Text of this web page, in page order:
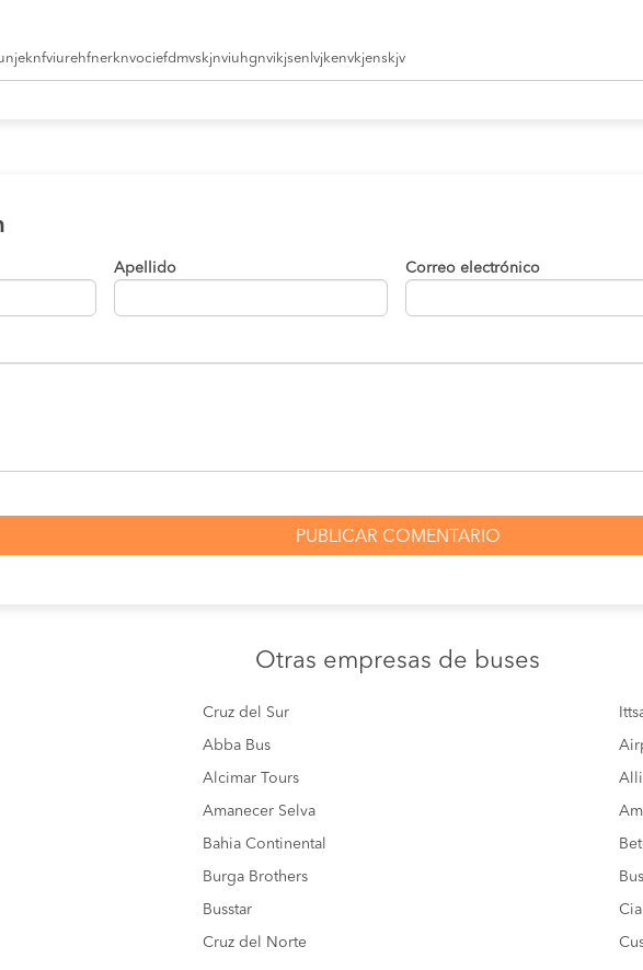
Apellido Correo electrónico
Otras empresas de buses
Cruz del Sur
Abba Bus
Alcimar Tours
Amanecer Selva
Bahia Continental
Burga Brothers
Busstar
Cruz del Norte